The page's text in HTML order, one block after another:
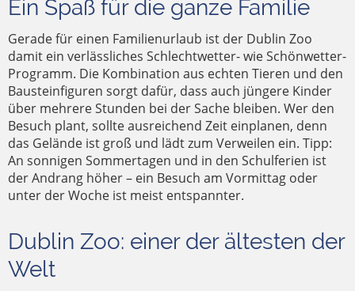
Ein Spaß für die ganze Familie
Gerade für einen Familienurlaub ist der Dublin Zoo
damit ein verlässliches Schlechtwetter- wie Schönwetter-
Programm. Die Kombination aus echten Tieren und den
Bausteinfiguren sorgt dafür, dass auch jüngere Kinder
über mehrere Stunden bei der Sache bleiben. Wer den
Besuch plant, sollte ausreichend Zeit einplanen, denn
das Gelände ist groß und lädt zum Verweilen ein. Tipp:
An sonnigen Sommertagen und in den Schulferien ist
der Andrang höher – ein Besuch am Vormittag oder
unter der Woche ist meist entspannter.
Dublin Zoo: einer der ältesten der
Welt